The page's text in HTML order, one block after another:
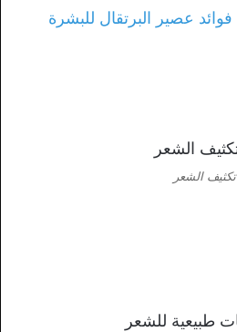
فوائد عصير البرتقال للبشرة
تكثيف الشعر